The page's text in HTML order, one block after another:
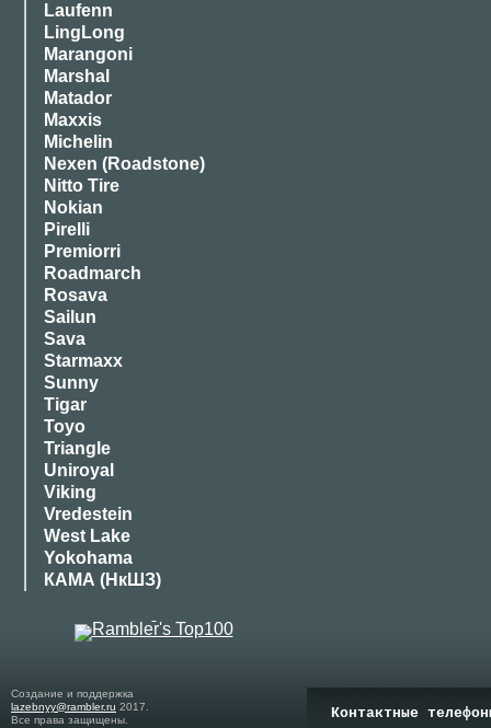
Laufenn
LingLong
Marangoni
Marshal
Matador
Maxxis
Michelin
Nexen (Roadstone)
Nitto Tire
Nokian
Pirelli
Premiorri
Roadmarch
Rosava
Sailun
Sava
Starmaxx
Sunny
Tigar
Toyo
Triangle
Uniroyal
Viking
Vredestein
West Lake
Yokohama
КАМА (НкШЗ)
Создание и поддержка
lazebnyy@rambler.ru 2017.
Все права защищены.
Контактные